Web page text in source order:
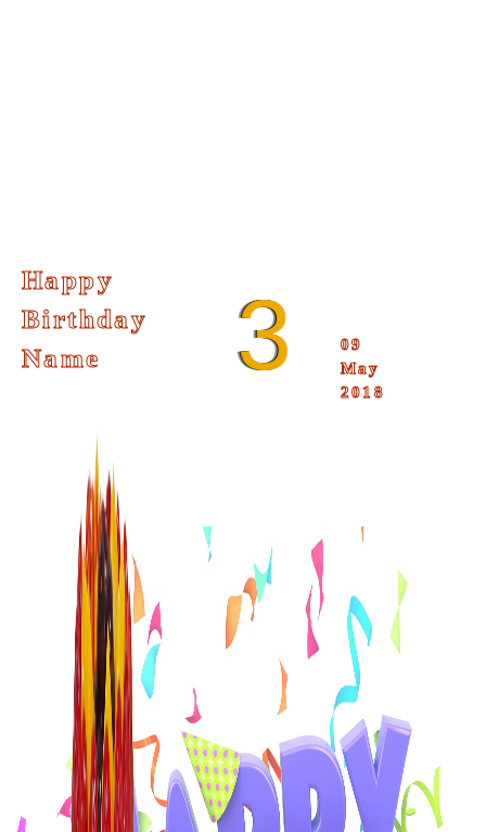
Happy
Birthday
Name
3
09
May
2018